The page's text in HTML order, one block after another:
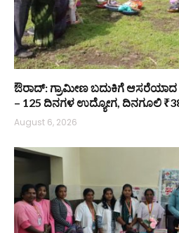
ಔರಾದ್: ಗ್ರಾಮೀಣ ಬದುಕಿಗೆ
– 125 ದಿನಗಳ ಉದ್ಯೋಗ, ದಿನಗೂಲಿ
August 6, 2026